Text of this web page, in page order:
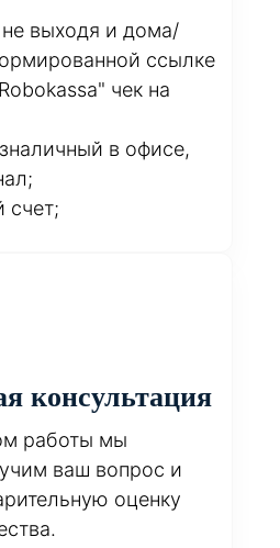
не выходя и дома/
ссылке
чек на
в офисе,
счет;
консультация
работы мы
ваш вопрос и
оценку